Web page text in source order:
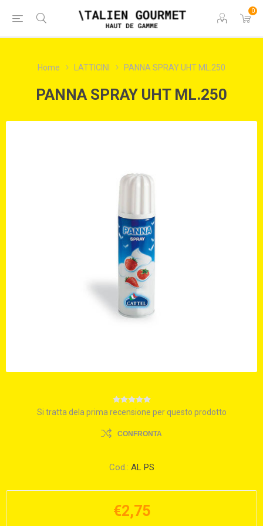
0
Home LATTICINI PANNA SPRAY UHT ML.250
PANNA SPRAY UHT ML.250
Si tratta dela prima recensione per questo prodotto
CONFRONTA
Cod.: AL PS
€2,75